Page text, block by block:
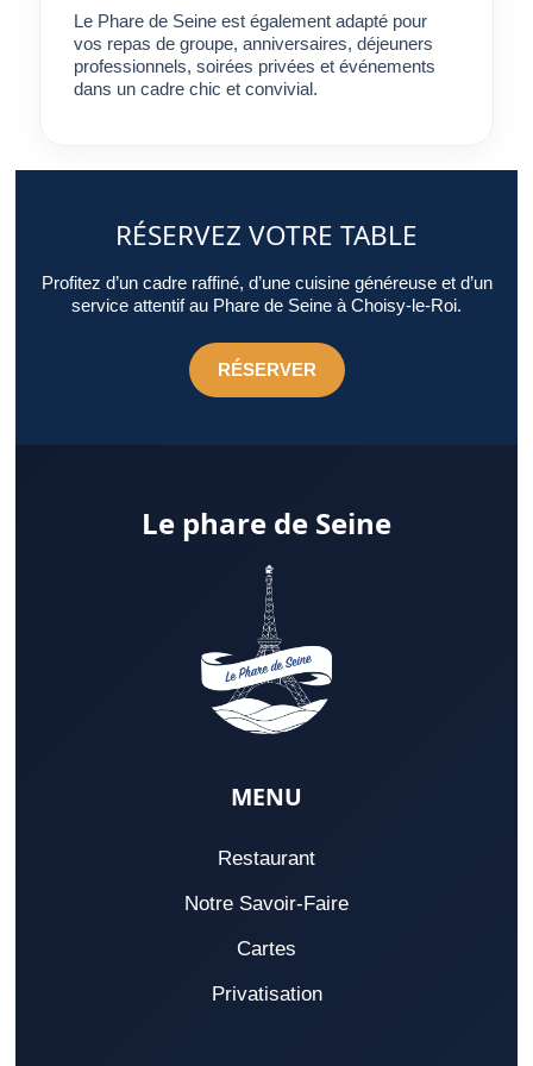
Le Phare de Seine est également adapté pour
vos repas de groupe, anniversaires, déjeuners
professionnels, soirées privées et événements
dans un cadre chic et convivial.
RÉSERVEZ VOTRE TABLE
Profitez d’un cadre raffiné, d’une cuisine généreuse et d’un
service attentif au Phare de Seine à Choisy-le-Roi.
RÉSERVER
Le phare de Seine
MENU
Restaurant
Notre Savoir-Faire
Cartes
Privatisation